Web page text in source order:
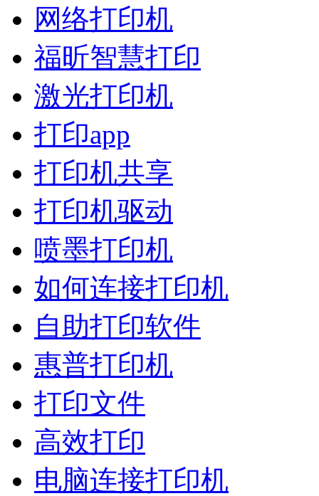
网络打印机
福昕智慧打印
激光打印机
打印app
打印机共享
打印机驱动
喷墨打印机
如何连接打印机
自助打印软件
惠普打印机
打印文件
高效打印
电脑连接打印机